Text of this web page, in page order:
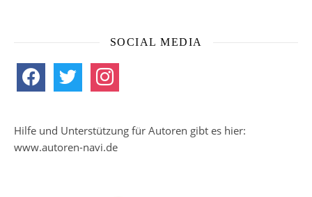
SOCIAL MEDIA
facebook twitter instagram
Hilfe und Unterstützung für Autoren gibt es hier:
www.autoren-navi.de